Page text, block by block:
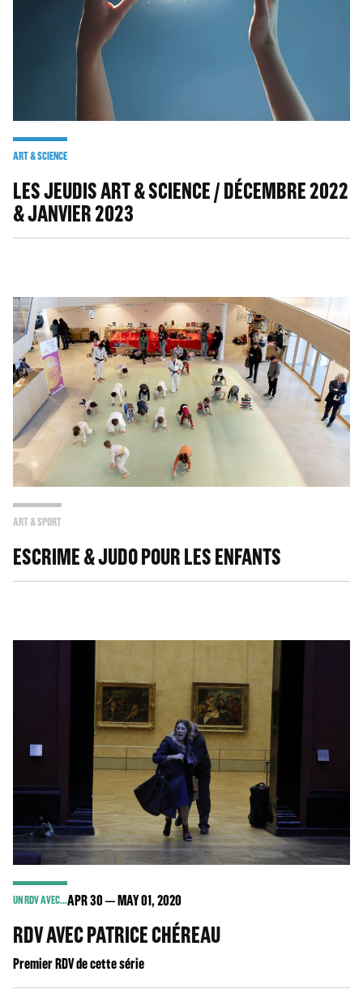
ART & SCIENCE
LES JEUDIS ART & SCIENCE / DÉCEMBRE 2022
& JANVIER 2023
ART & SPORT
ESCRIME & JUDO POUR LES ENFANTS
UN RDV AVEC...APR30 MAY01, 2020
RDV AVEC PATRICE CHÉREAU
Premier RDV de cette série